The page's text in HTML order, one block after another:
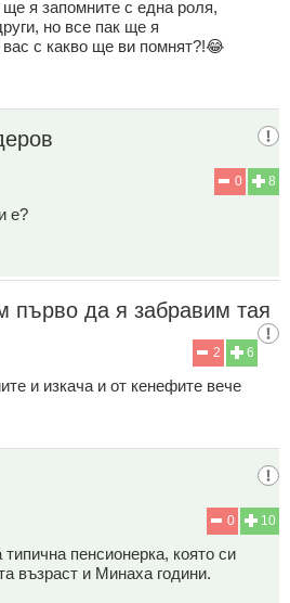
я запомните с една роля,
но все пак ще я
с какво ще ви помнят?!😂
8
0
е?
първо да я забравим тая
6
2
и изкача и от кенефите вече
10
0
пенсионерка, която си
възраст и Минаха години.